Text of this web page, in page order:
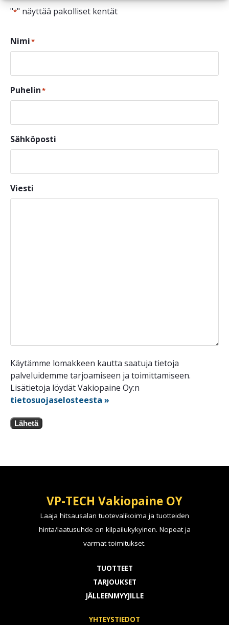
"*" näyttää pakolliset kentät
Nimi*
Puhelin*
Sähköposti
Viesti
Käytämme lomakkeen kautta saatuja tietoja
palveluidemme tarjoamiseen ja toimittamiseen.
Lisätietoja löydät Vakiopaine Oy:n
tietosuojaselosteesta »
Lähetä
VP-TECH Vakiopaine OY
Laaja hitsausalan tuotevalikoima ja tuotteiden
hinta/laatusuhde on kilpailukykyinen. Nopeat ja
varmat toimitukset.
TUOTTEET
TARJOUKSET
JÄLLEENMYYJILLE
YHTEYSTIEDOT